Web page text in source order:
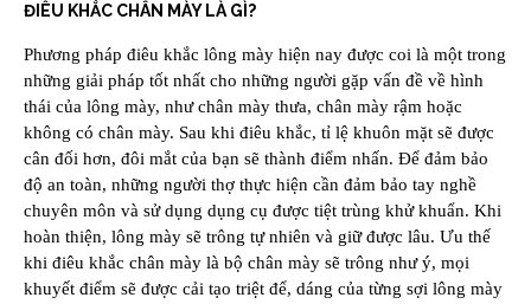
ĐIÊU KHẮC CHÂN MÀY LÀ GÌ?
Phương pháp điêu khắc lông mày hiện nay được coi là một trong
những giải pháp tốt nhất cho những người gặp vấn đề về hình
thái của lông mày, như chân mày thưa, chân mày rậm hoặc
không có chân mày. Sau khi điêu khắc, tỉ lệ khuôn mặt sẽ được
cân đối hơn, đôi mắt của bạn sẽ thành điểm nhấn. Để đảm bảo
độ an toàn, những người thợ thực hiện cần đảm bảo tay nghề
chuyên môn và sử dụng dụng cụ được tiệt trùng khử khuẩn. Khi
hoàn thiện, lông mày sẽ trông tự nhiên và giữ được lâu. Ưu thế
khi điêu khắc chân mày là bộ chân mày sẽ trông như ý, mọi
khuyết điểm sẽ được cải tạo triệt để, dáng của từng sợi lông mày